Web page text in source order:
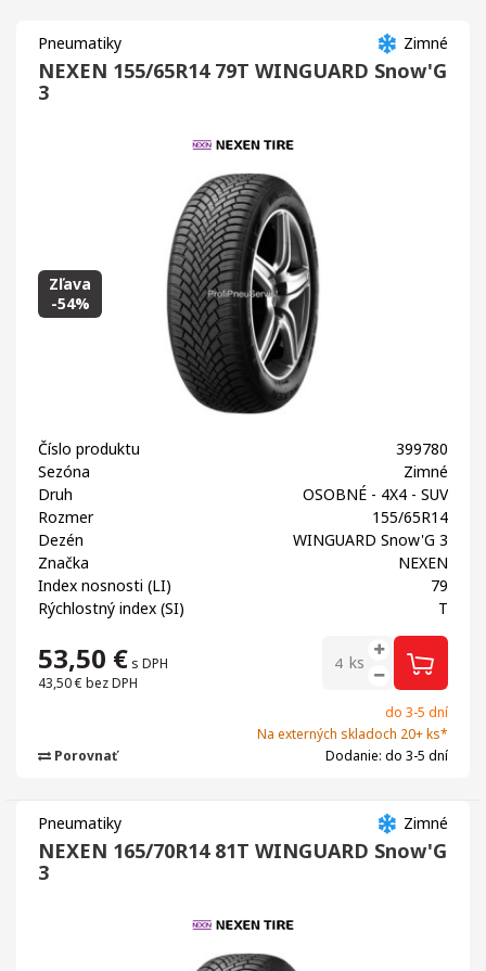
Zimné
Pneumatiky
NEXEN 155/65R14 79T WINGUARD Snow'G
3
Zľava
-54%
Číslo produktu
399780
Sezóna
Zimné
Druh
OSOBNÉ - 4X4 - SUV
Rozmer
155/65R14
Dezén
WINGUARD Snow'G 3
Značka
NEXEN
Index nosnosti (LI)
79
Rýchlostný index (SI)
T
53,50 € s DPH
43,50 € bez DPH
ks
do 3-5 dní
Na externých skladoch 20+ ks*
Dodanie: do 3-5 dní
Porovnať
Zimné
Pneumatiky
NEXEN 165/70R14 81T WINGUARD Snow'G
3